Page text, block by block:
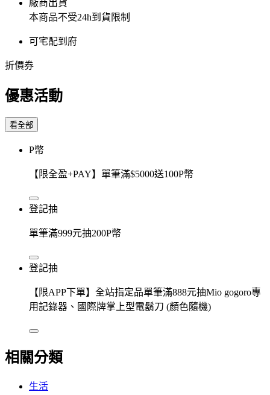
廠商出貨
本商品不受24h到貨限制
可宅配到府
折價券
優惠活動
看全部
P幣
【限全盈+PAY】單筆滿$5000送100P幣
登記抽
單筆滿999元抽200P幣
登記抽
【限APP下單】全站指定品單筆滿888元抽Mio gogoro專
用記錄器、國際牌掌上型電鬍刀 (顏色隨機)
相關分類
生活